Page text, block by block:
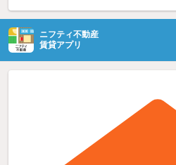
ニフティ不動産
賃貸アプリ